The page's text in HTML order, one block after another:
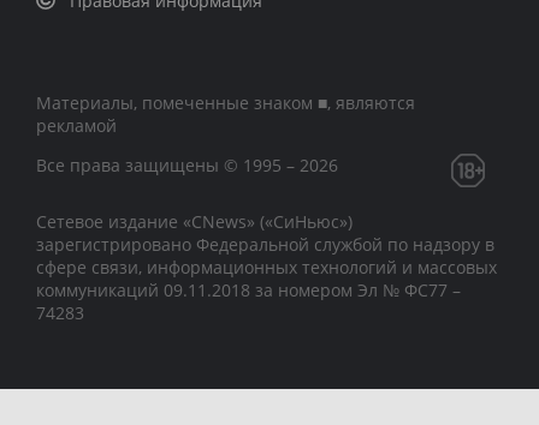
Материалы, помеченные знаком ■, являются
рекламой
Все права защищены © 1995 – 2026
Сетевое издание «CNews» («СиНьюс»)
зарегистрировано Федеральной службой по надзору в
сфере связи, информационных технологий и массовых
коммуникаций 09.11.2018 за номером Эл № ФС77 –
74283